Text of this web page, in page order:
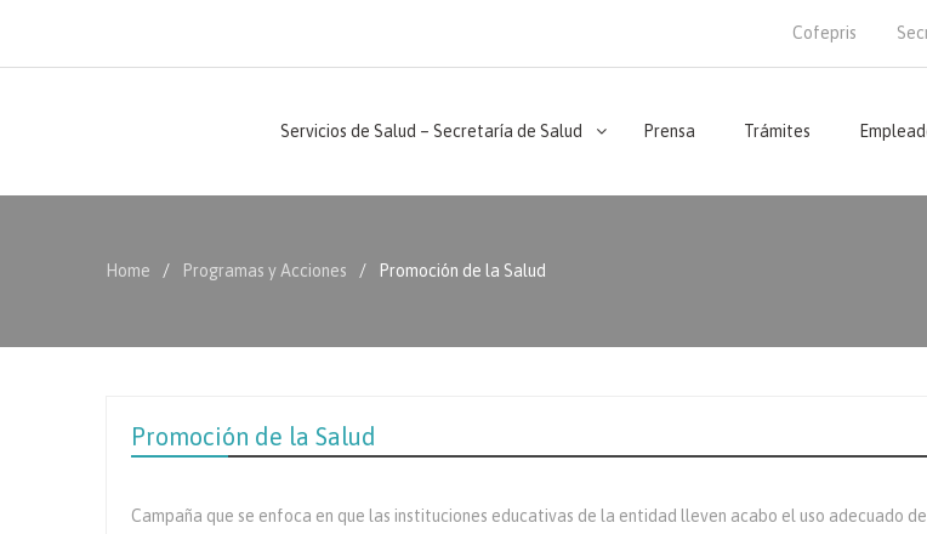
Cofepris
Servicios de Salud – Secretaría de Salud Prensa Trámites
Home Programas y Acciones Promoción de la Salud
Promoción de la Salud
Campaña que se enfoca en que las instituciones educativas de la entidad lleven acabo el uso adecuado